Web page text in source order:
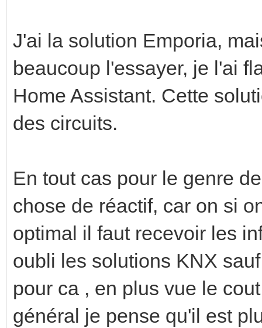
J'ai la solution Emporia,
beaucoup l'essayer, je l'ai
Home Assistant. Cette
des circuits.
En tout cas pour le genre
chose de réactif, car on si
optimal il faut recevoir les
oubli les solutions KNX
pour ca , en plus vue le
général je pense qu'il est